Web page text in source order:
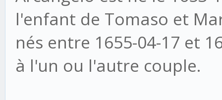
l'enfant de Tomaso et
nés entre 1655-04-17 et
à l'un ou l'autre couple.